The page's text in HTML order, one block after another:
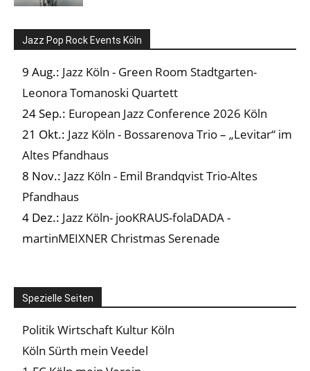
Jazz Pop Rock Events Köln
9 Aug.: Jazz Köln - Green Room Stadtgarten-
Leonora Tomanoski Quartett
24 Sep.: European Jazz Conference 2026 Köln
21 Okt.: Jazz Köln - Bossarenova Trio – „Levitar“ im
Altes Pfandhaus
8 Nov.: Jazz Köln - Emil Brandqvist Trio-Altes
Pfandhaus
4 Dez.: Jazz Köln- jooKRAUS-folaDADA -
martinMEIXNER Christmas Serenade
Spezielle Seiten
Politik Wirtschaft Kultur Köln
Köln Sürth mein Veedel